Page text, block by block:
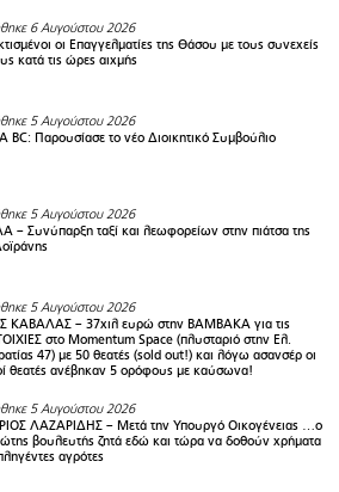
6 Αυγούστου 2026
οι Επαγγελματίες της Θάσου με τους συνεχείς
κατά τις ώρες αιχμής
5 Αυγούστου 2026
BC: Παρουσίασε το νέο Διοικητικό Συμβούλιο
5 Αυγούστου 2026
– Συνύπαρξη ταξί και λεωφορείων στην πιάτσα της
5 Αυγούστου 2026
– 37χιλ ευρώ στην ΒΑΜΒΑΚΑ για τις
στο Momentum Space (πλυσταριό στην Ελ.
47) με 50 θεατές (sold out!) και λόγω ασανσέρ οι
θεατές ανέβηκαν 5 ορόφους με καύσωνα!
5 Αυγούστου 2026
ΛΑΖΑΡΙΔΗΣ – Μετά την Υπουργό Οικογένειας …ο
βουλευτής ζητά εδώ και τώρα να δοθούν χρήματα
αγρότες